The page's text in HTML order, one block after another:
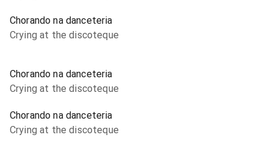
Chorando na danceteria
Crying at the discoteque
Chorando na danceteria
Crying at the discoteque
Chorando na danceteria
Crying at the discoteque